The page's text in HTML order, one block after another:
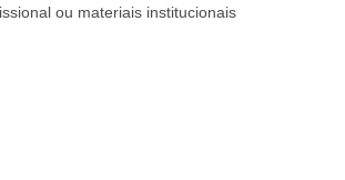
ou materiais institucionais